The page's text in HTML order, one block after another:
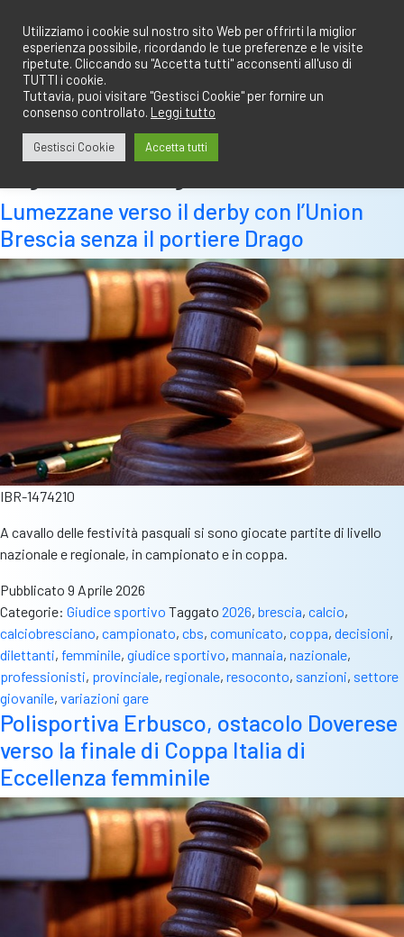
contenuto
Lumezzane verso il derby con l’Union
Brescia senza il portiere Drago
IBR-1474210
A cavallo delle festività pasquali si sono giocate partite di livello
nazionale e regionale, in campionato e in coppa.
Pubblicato 9 Aprile 2026
Categorie: Giudice sportivo Taggato 2026, brescia, calcio,
calciobresciano, campionato, cbs, comunicato, coppa, decisioni,
dilettanti, femminile, giudice sportivo, mannaia, nazionale,
professionisti, provinciale, regionale, resoconto, sanzioni, settore
giovanile, variazioni gare
Polisportiva Erbusco, ostacolo Doverese
verso la finale di Coppa Italia di
Eccellenza femminile
Utilizziamo i cookie sul nostro sito Web per offrirti la miglior
esperienza possibile, ricordando le tue preferenze e le visite
ripetute. Cliccando su "Accetta tutti" acconsenti all'uso di
TUTTI i cookie.
Tuttavia, puoi visitare "Gestisci Cookie" per fornire un
consenso controllato. Leggi tutto
Gestisci Cookie Accetta tutti